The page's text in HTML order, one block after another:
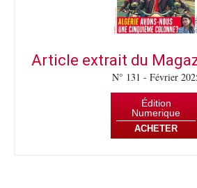
Article extrait du
N° 131 - Février
Édition
Numerique
ACHETER